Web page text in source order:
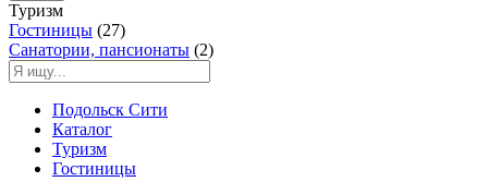
Туризм
Гостиницы (27)
Санатории, пансионаты (2)
Подольск Сити
Каталог
Туризм
Гостиницы